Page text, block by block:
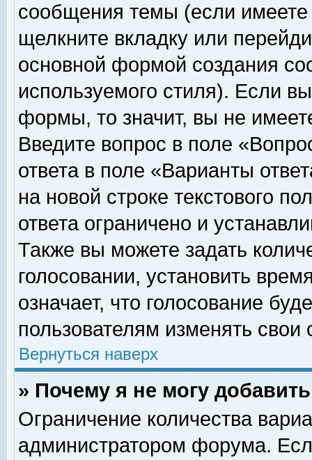
сообщения темы (если
щелкните вкладку или
основной формой создания
используемого стиля). Если
формы, то значит, вы не
Введите вопрос в поле
ответа в поле «Варианты
на новой строке текстового
ответа ограничено и
Также вы можете задать
голосовании, установить
означает, что голосование
пользователям изменять свои
Вернуться наверх
» Почему я не могу
Ограничение количества
администратором форума.